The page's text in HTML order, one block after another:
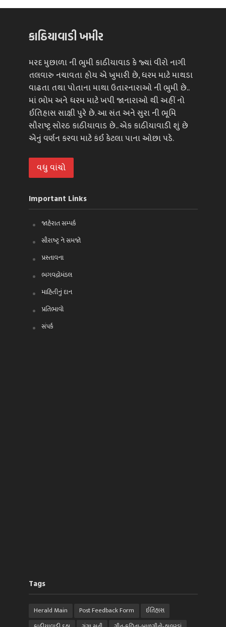
કાઠિયાવાડી ખમીર
મરદ મુછાળા ની ભુમી કાઠીયાવાડ કે જ્યાં વીરો નાગી
તલવારુ નચાવતા હોય એ ખુમારી છે, ધરમ માટે માથડા
વાઢતા તથા પોતાના માથા ઉતારનારાઓ ની ભુમી છે..
માં ભોમ અને ધરમ માટે ખપી જાનારાઓ થી અહીં નો
ઈતિહાસ સાક્ષી પુરે છે. આ સંત અને સુરા ની ભૂમિ
સૌરાષ્ટ્ર સોરઠ કાઠીયાવાડ છે.. એક કાઠીયાવાડી શું છે
એનું વર્ણન કરવા માટે કંઈ કેટલા પાના ઓછા પડે.
વધુ વાંચો
Important Links
જાહેરાત સમ્પર્ક
સૌરાષ્ટ્ર ને સમજો
પ્રસ્તાવના
ભગવદ્ગોમંડલ
માહિતીનું દાન
પ્રતિભાવો
સંપર્ક
Tags
Herald Main Post Feedback Form
ઈતિહાસ